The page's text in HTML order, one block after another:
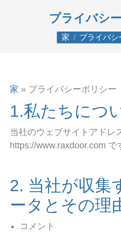
プライバシ
あなたはここに
家 プライバシ
家 » プライバシーポリシー
1.私たちにつ
当社のウェブサイトアドレ
https://www.raxdoor.com で
2. 当社が収集
ータとその理
コメント